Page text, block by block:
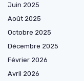
Juin 2025
Août 2025
Octobre 2025
Décembre 2025
Février 2026
Avril 2026